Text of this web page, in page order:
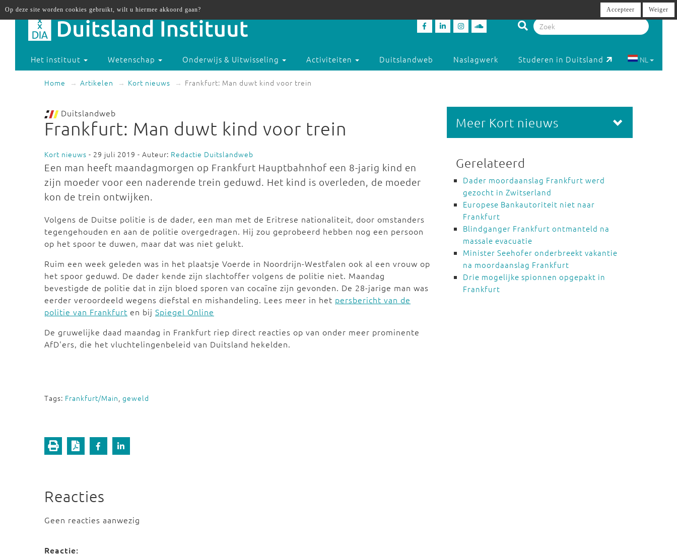
Het instituut Wetenschap Onderwijs & Uitwisseling Activiteiten Duitslandweb Naslagwerk Studeren in Duitsland NL
Home Artikelen Kort nieuws Frankfurt: Man duwt kind voor trein
Duitslandweb
Frankfurt: Man duwt kind voor trein
Kort nieuws - 29 juli 2019 - Auteur: Redactie Duitslandweb
Een man heeft maandagmorgen op Frankfurt Hauptbahnhof een 8-jarig kind en
zijn moeder voor een naderende trein geduwd. Het kind is overleden, de moeder
kon de trein ontwijken.
Volgens de Duitse politie is de dader, een man met de Eritrese nationaliteit, door omstanders
tegengehouden en aan de politie overgedragen. Hij zou geprobeerd hebben nog een persoon
op het spoor te duwen, maar dat was niet gelukt.
Ruim een week geleden was in het plaatsje Voerde in Noordrijn-Westfalen ook al een vrouw op
het spoor geduwd. De dader kende zijn slachtoffer volgens de politie niet. Maandag
bevestigde de politie dat in zijn bloed sporen van cocaïne zijn gevonden. De 28-jarige man was
eerder veroordeeld wegens diefstal en mishandeling. Lees meer in het persbericht van de
politie van Frankfurt en bij Spiegel Online
De gruwelijke daad maandag in Frankfurt riep direct reacties op van onder meer prominente
AfD'ers, die het vluchtelingenbeleid van Duitsland hekelden.
Tags: Frankfurt/Main, geweld
Reacties
Geen reacties aanwezig
Reactie:
Meer Kort nieuws
Gerelateerd
Dader moordaanslag Frankfurt werd
gezocht in Zwitserland
Europese Bankautoriteit niet naar
Frankfurt
Blindganger Frankfurt ontmanteld na
massale evacuatie
Minister Seehofer onderbreekt vakantie
na moordaanslag Frankfurt
Drie mogelijke spionnen opgepakt in
Frankfurt
Op deze site worden cookies gebruikt, wilt u hiermee akkoord gaan? Accepteer Weiger